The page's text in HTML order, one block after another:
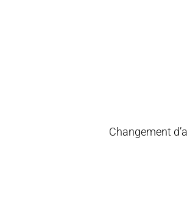
Changement